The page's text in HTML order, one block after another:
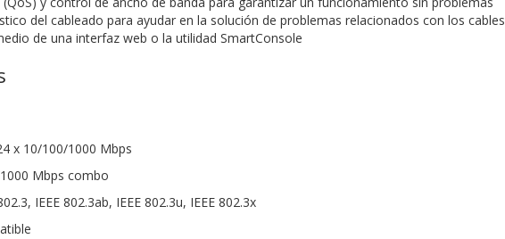
del cableado para ayudar en la solución de problemas relacionados con los cables
de una interfaz web o la utilidad SmartConsole
x 10/100/1000 Mbps
Mbps combo
IEEE 802.3ab, IEEE 802.3u, IEEE 802.3x